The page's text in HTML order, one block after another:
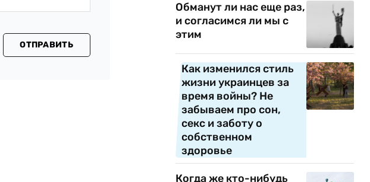
ОТПРАВИТЬ
Обманут ли нас еще раз,
и согласимся ли мы с
этим
Как изменился стиль
жизни украинцев за
время войны? Не
забываем про сон,
секс и заботу о
собственном
здоровье
Когда же кто-нибудь